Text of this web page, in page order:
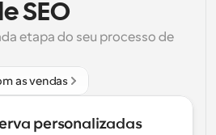
SEO
etapa do seu processo de
as vendas
personalizadas